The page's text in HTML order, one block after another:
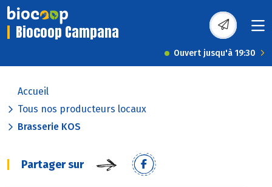
Biocoop Campana
Ouvert jusqu'à 19:30
Accueil
Tous nos producteurs locaux
Brasserie KOS
Partager sur